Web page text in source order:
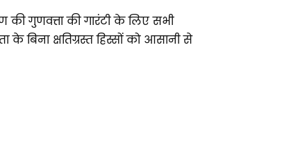
गुणवत्ता की गारंटी के लिए सभी
बिना क्षतिग्रस्त हिस्सों को आसानी से